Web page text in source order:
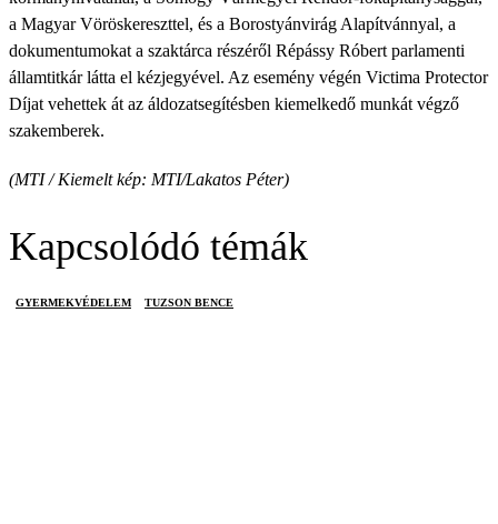
a Magyar Vöröskereszttel, és a Borostyánvirág Alapítvánnyal, a
dokumentumokat a szaktárca részéről Répássy Róbert parlamenti
államtitkár látta el kézjegyével. Az esemény végén Victima Protector
Díjat vehettek át az áldozatsegítésben kiemelkedő munkát végző
szakemberek.
(MTI / Kiemelt kép: MTI/Lakatos Péter)
Kapcsolódó témák
GYERMEKVÉDELEM TUZSON BENCE